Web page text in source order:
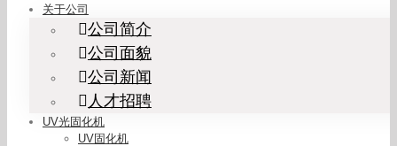
关于公司
公司简介
公司面貌
公司新闻
人才招聘
UV光固化机
UV固化机